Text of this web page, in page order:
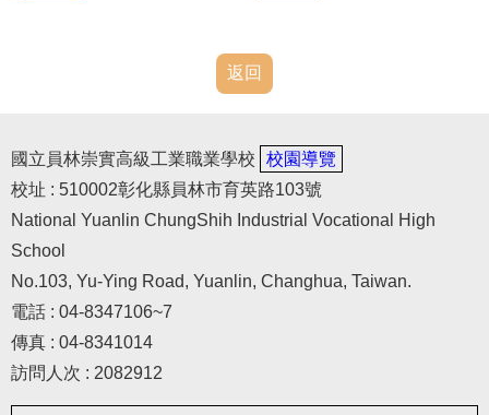
返回
國立員林崇實高級工業職業學校
校園導覽
校址 : 510002彰化縣員林市育英路103號
National Yuanlin ChungShih Industrial Vocational High
School
No.103, Yu-Ying Road, Yuanlin, Changhua, Taiwan.
電話 : 04-8347106~7
傳真 : 04-8341014
訪問人次 : 2082912